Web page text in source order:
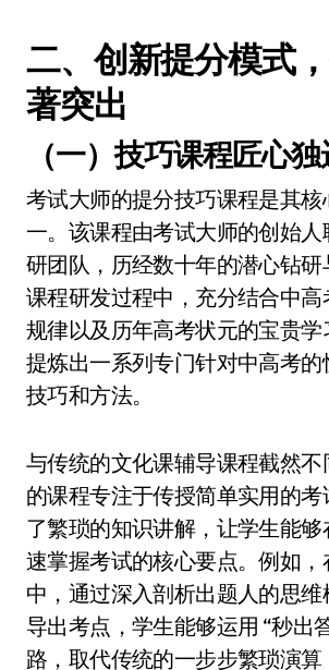
二、创新提分模式
著突出
（一）技巧课程匠心
考试大师的提分技巧课程是其核
一。该课程由考试大师的创始
研团队，历经数十年的潜心钻研
课程研发过程中，充分结合中
规律以及历年高考状元的宝贵
提炼出一系列专门针对中高考
技巧和方法。
与传统的文化课辅导课程截然
的课程专注于传授简单实用的
了繁琐的知识讲解，让学生能
速掌握考试的核心要点。例如
中，通过深入剖析出题人的思
导出考点，学生能够运用 “秒出
路，取代传统的一步步繁琐演